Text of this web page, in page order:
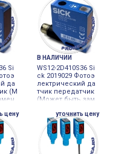
Si
да
(М
В НАЛИЧИИ
WS12-2D410S36 Si
ck 2019029 Фотоэ
лектрический да
тчик передатчик
(Может быть зам
цену уточнить цену